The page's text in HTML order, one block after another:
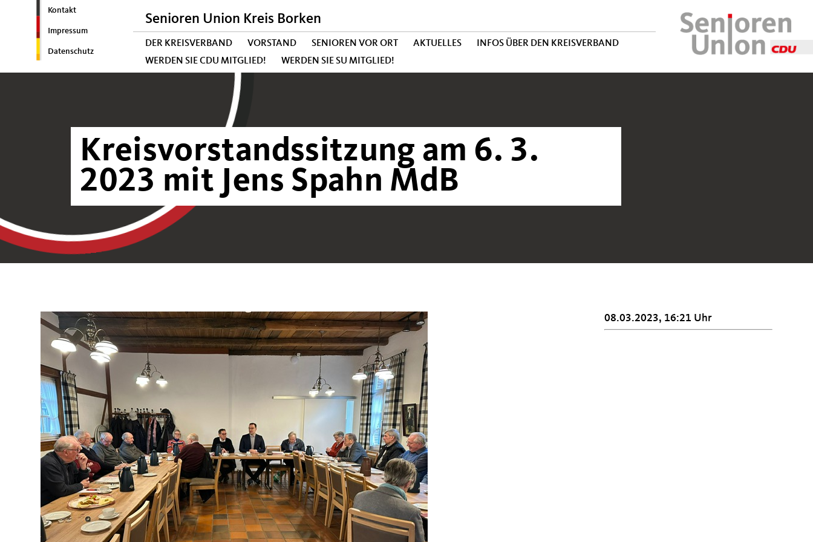
Kontakt
Impressum
Datenschutz
Senioren Union Kreis Borken
DER KREISVERBAND VORSTAND SENIOREN VOR ORT AKTUELLES
INFOS ÜBER DEN KREISVERBAND
WERDEN SIE CDU MITGLIED!
WERDEN SIE SU MITGLIED!
Kreisvorstandssitzung am 6. 3.
2023 mit Jens Spahn MdB
08.03.2023, 16:21 Uhr